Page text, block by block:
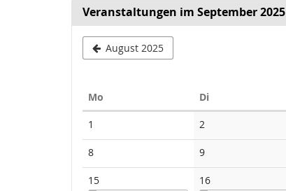
Veranstaltungen im September 2025
August 2025
Mo DiDienstag
1
Veranstaltungen
2
Veranstaltungen
8Keine
Veranstaltungen
9Keine
Veranstaltungen
15
16